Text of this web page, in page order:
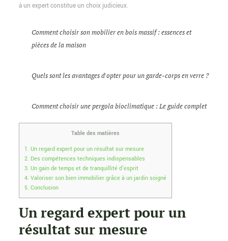
à un expert constitue un choix judicieux.
Comment choisir son mobilier en bois massif : essences et
pièces de la maison
Quels sont les avantages d'opter pour un garde-corps en verre ?
Comment choisir une pergola bioclimatique : Le guide complet
Table des matières
1. Un regard expert pour un résultat sur mesure
2. Des compétences techniques indispensables
3. Un gain de temps et de tranquillité d’esprit
4. Valoriser son bien immobilier grâce à un jardin soigné
5. Conclusion
Un regard expert pour un
résultat sur mesure